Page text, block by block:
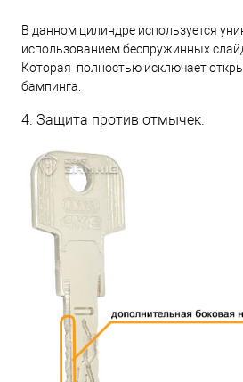
В данном цилиндре используется
использованием беспружинных
Которая полностью исключает
бампинга.
4. Защита против отмычек.